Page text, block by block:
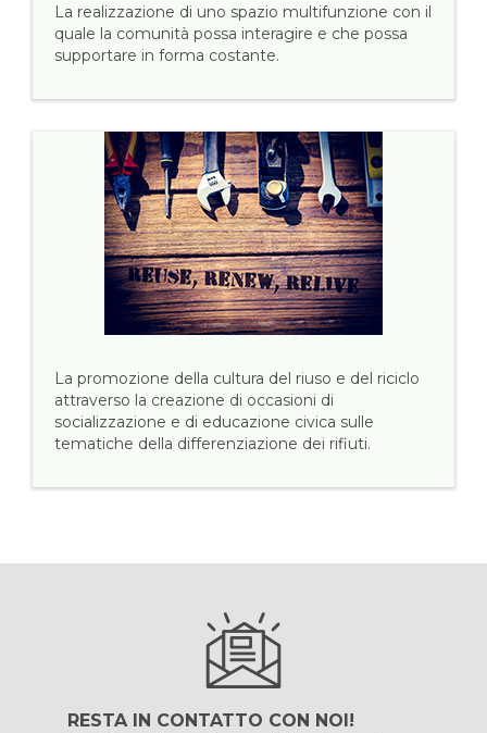
La realizzazione di uno spazio multifunzione con il
quale la comunità possa interagire e che possa
supportare in forma costante.
La promozione della cultura del riuso e del riciclo
attraverso la creazione di occasioni di
socializzazione e di educazione civica sulle
tematiche della differenziazione dei rifiuti.
RESTA IN CONTATTO CON NOI!